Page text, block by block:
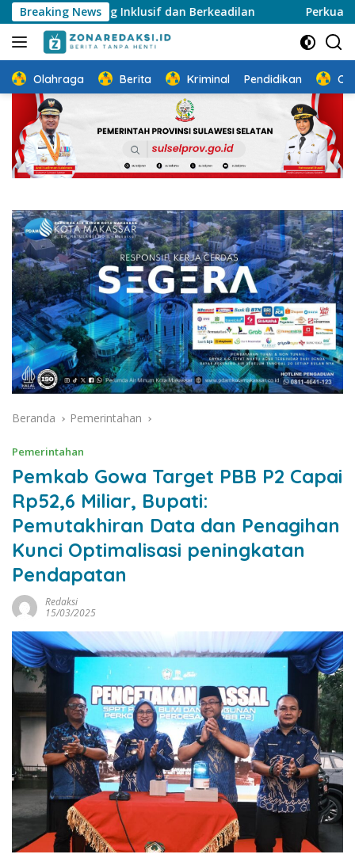
Langsung
ke
konten
Breaking News
Inklusif dan Berkeadilan Perkuat Ketahanan
Olahraga Berita Kriminal Pendidikan
Beranda Pemerintahan
Pemerintahan
Pemkab Gowa Target PBB P2 Capai
Rp52,6 Miliar, Bupati:
Pemutakhiran Data dan Penagihan
Kunci Optimalisasi peningkatan
Pendapatan
Redaksi
15/03/2025